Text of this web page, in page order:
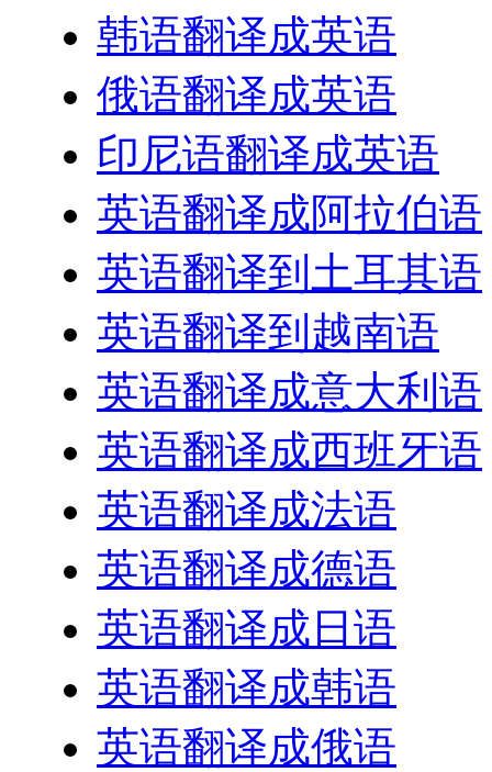
韩语翻译成英语
俄语翻译成英语
印尼语翻译成英语
英语翻译成阿拉伯语
英语翻译到土耳其语
英语翻译到越南语
英语翻译成意大利语
英语翻译成西班牙语
英语翻译成法语
英语翻译成德语
英语翻译成日语
英语翻译成韩语
英语翻译成俄语